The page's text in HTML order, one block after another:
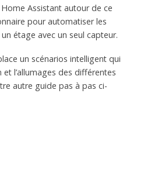
Assistant autour de ce
pour automatiser les
étage avec un seul capteur.
un scénarios intelligent qui
l’allumages des différentes
autre guide pas à pas ci-